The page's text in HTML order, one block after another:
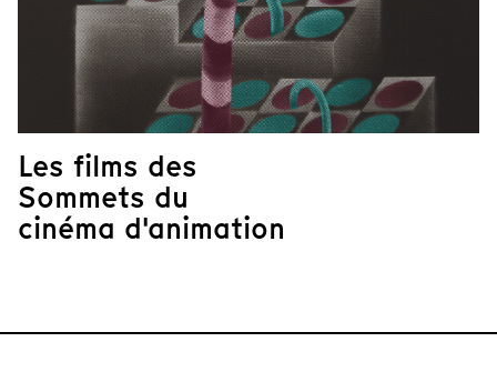
Les films des
Sommets du
cinéma d'animation